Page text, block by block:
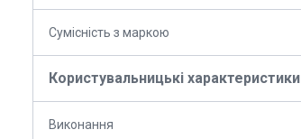
Сумісність з маркою
Користувальницькі характеристики
Виконання